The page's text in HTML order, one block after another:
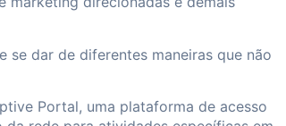
se dar de diferentes maneiras que não
Portal, uma plataforma de acesso